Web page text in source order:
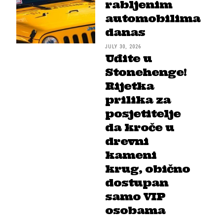
rabljenim
automobilima
danas
JULY 30, 2026
Uđite u
Stonehenge!
Rijetka
prilika za
posjetitelje
da kroče u
drevni
kameni
krug, obično
dostupan
samo VIP
osobama